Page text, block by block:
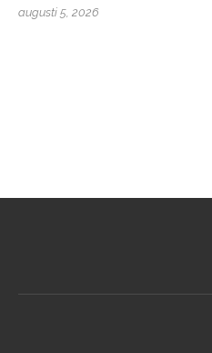
augusti 5, 2026